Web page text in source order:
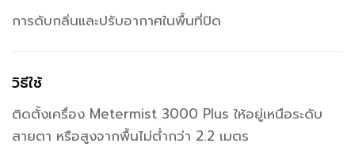
การดับกลิ่นและปรับอากาศในพื้นที่ปิด
วิธีใช้
ติดตั้งเครื่อง Metermist 3000 Plus ให้อยู่เหนือระดับ
สายตา หรือสูงจากพื้นไม่ต่ำกว่า 2.2 เมตร